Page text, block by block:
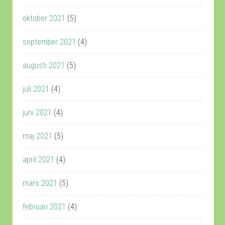
oktober 2021 (5)
september 2021 (4)
augusti 2021 (5)
juli 2021 (4)
juni 2021 (4)
maj 2021 (5)
april 2021 (4)
mars 2021 (5)
februari 2021 (4)